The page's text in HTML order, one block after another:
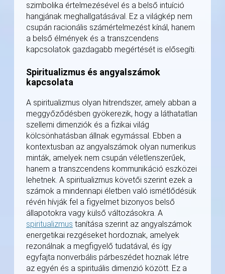
szimbolika értelmezésével és a belső intuíció
hangjának meghallgatásával. Ez a világkép nem
csupán racionális számértelmezést kínál, hanem
a belső élmények és a transzcendens
kapcsolatok gazdagabb megértését is elősegíti.
Spiritualizmus és angyalszámok
kapcsolata
A spiritualizmus olyan hitrendszer, amely abban a
meggyőződésben gyökerezik, hogy a láthatatlan
szellemi dimenziók és a fizikai világ
kölcsönhatásban állnak egymással. Ebben a
kontextusban az angyalszámok olyan numerikus
minták, amelyek nem csupán véletlenszerűek,
hanem a transzcendens kommunikáció eszközei
lehetnek. A spiritualizmus követői szerint ezek a
számok a mindennapi életben való ismétlődésük
révén hívják fel a figyelmet bizonyos belső
állapotokra vagy külső változásokra. A
spiritualizmus tanítása szerint az angyalszámok
energetikai rezgéseket hordoznak, amelyek
rezonálnak a megfigyelő tudatával, és így
egyfajta nonverbális párbeszédet hoznak létre
az egyén és a spirituális dimenzió között. Ez a